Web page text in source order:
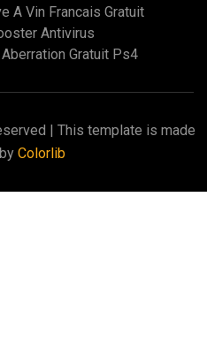
A Vin Francais Gratuit
Antivirus
Gratuit Ps4
| This template is made
by Colorlib